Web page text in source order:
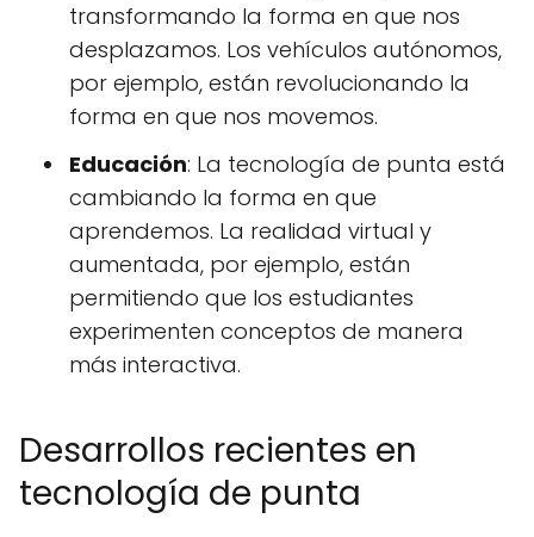
transformando la forma en que nos
desplazamos. Los vehículos autónomos,
por ejemplo, están revolucionando la
forma en que nos movemos.
Educación: La tecnología de punta está
cambiando la forma en que
aprendemos. La realidad virtual y
aumentada, por ejemplo, están
permitiendo que los estudiantes
experimenten conceptos de manera
más interactiva.
Desarrollos recientes en
tecnología de punta